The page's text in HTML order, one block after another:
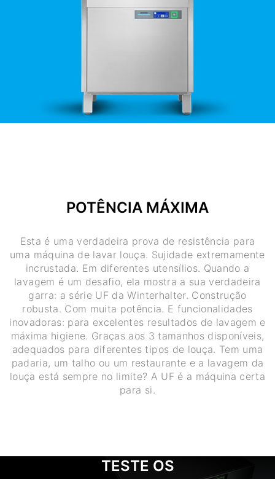
POTÊNCIA MÁXIMA
Esta é uma verdadeira prova de resistência para
uma máquina de lavar louça. Sujidade extremamente
incrustada. Em diferentes utensílios. Quando a
lavagem é um desafio, ela mostra a sua verdadeira
garra: a série UF da Winterhalter. Construção
robusta. Com muita potência. E funcionalidades
inovadoras: para excelentes resultados de lavagem e
máxima higiene. Graças aos 3 tamanhos disponíveis,
adequados para diferentes tipos de louça. Tem uma
padaria, um talho ou um restaurante e a lavagem da
louça está sempre no limite? A UF é a máquina certa
para si.
TESTE OS